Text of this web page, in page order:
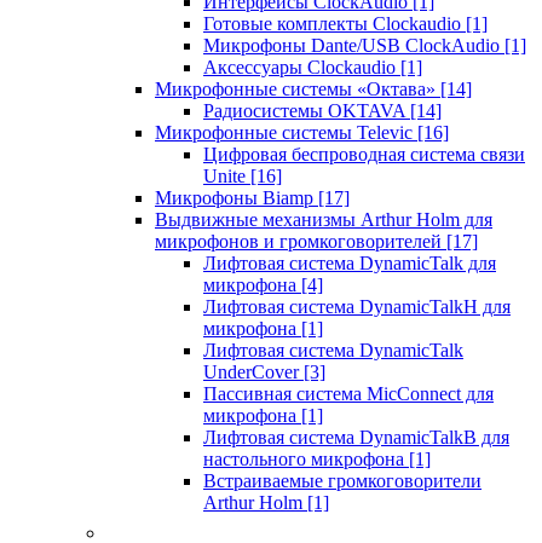
Готовые комплекты Clockaudio [1]
Микрофоны Dante/USB ClockAudio [1]
Аксессуары Clockaudio [1]
Микрофонные системы «Октава» [14]
Радиосистемы OKTAVA [14]
Микрофонные системы Televic [16]
Цифровая беспроводная система связи
Unite [16]
Микрофоны Biamp [17]
Выдвижные механизмы Arthur Holm для
микрофонов и громкоговорителей [17]
Лифтовая система DynamicTalk для
микрофона [4]
Лифтовая система DynamicTalkH для
микрофона [1]
Лифтовая система DynamicTalk
UnderCover [3]
Пассивная система MicConnect для
микрофона [1]
Лифтовая система DynamicTalkB для
настольного микрофона [1]
Встраиваемые громкоговорители
Arthur Holm [1]